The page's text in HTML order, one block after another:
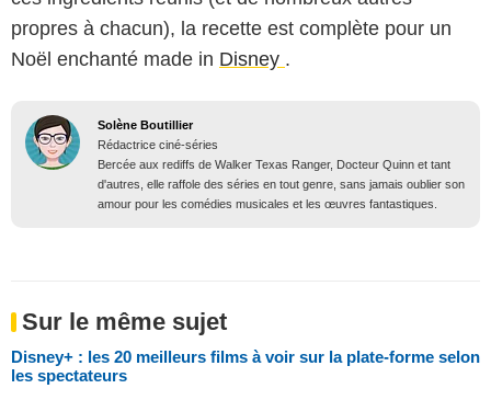
propres à chacun), la recette est complète pour un
Noël enchanté made in Disney .
Solène Boutillier
Rédactrice ciné-séries
Bercée aux rediffs de Walker Texas Ranger, Docteur Quinn et tant
d'autres, elle raffole des séries en tout genre, sans jamais oublier son
amour pour les comédies musicales et les œuvres fantastiques.
Sur le même sujet
Disney+ : les 20 meilleurs films à voir sur la plate-forme selon
les spectateurs